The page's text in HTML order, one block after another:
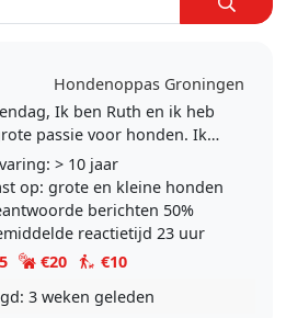
Hondenoppas Groningen
Ruth en ik heb
passie voor honden. Ik
daarom erg leuk vinden om
hond te passen of uit te
Mijn..
> 10 jaar
op: grote en kleine honden
berichten 50%
reactietijd 23 uur
€20
€10
3 weken geleden